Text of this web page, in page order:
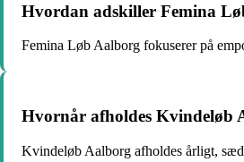
Hvordan adskiller Femina
Femina Løb Aalborg fokuserer på
Hvornår afholdes Kvindeløb
Kvindeløb Aalborg afholdes årligt,